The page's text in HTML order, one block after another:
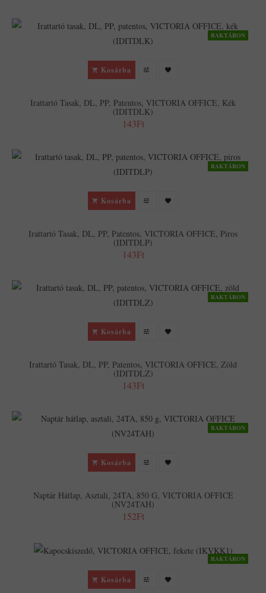
RAKTÁRON
Kosárba
Irattartó Tasak, DL, PP, Patentos, VICTORIA OFFICE, Kék
(IDITDLK)
143Ft
RAKTÁRON
Kosárba
Irattartó Tasak, DL, PP, Patentos, VICTORIA OFFICE, Piros
(IDITDLP)
143Ft
RAKTÁRON
Kosárba
Irattartó Tasak, DL, PP, Patentos, VICTORIA OFFICE, Zöld
(IDITDLZ)
143Ft
RAKTÁRON
Kosárba
Naptár Hátlap, Asztali, 24TA, 850 G, VICTORIA OFFICE
(NV24TAH)
152Ft
RAKTÁRON
Kosárba